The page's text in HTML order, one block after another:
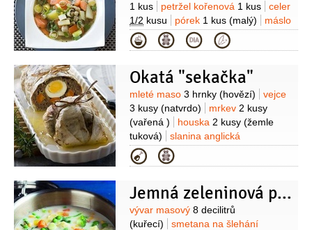
1 kus
petržel kořenová 1 kus
celer
1/2 kusu pórek 1 kus (malý)
máslo
1 lžíce
majoránka1 lžíce
Kategorie
Okatá "sekačka"
Suroviny
mleté maso 3 hrnky (hovězí)
vejce
3 kusy (natvrdo) mrkev 2 kusy
(vařená )
houska 2 kusy (žemle
tuková)
slanina anglická
6 plátků
mléko
1 kus
pepř černý(mletý) sůl
Kategorie
Jemná zeleninová polévka
Suroviny
vývar masový 8 decilitrů
(kuřecí)
smetana na šlehání